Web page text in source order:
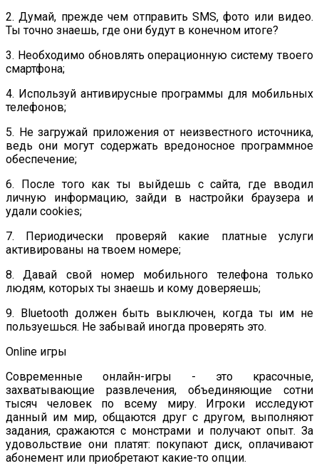
2. Думай, прежде чем отправить SMS, фото или видео.
Ты точно знаешь, где они будут в конечном итоге?
3. Необходимо обновлять операционную систему твоего
смартфона;
4. Используй антивирусные программы для мобильных
телефонов;
5. Не загружай приложения от неизвестного источника,
ведь они могут содержать вредоносное программное
обеспечение;
6. После того как ты выйдешь с сайта, где вводил
личную информацию, зайди в настройки браузера и
удали cookies;
7. Периодически проверяй какие платные услуги
активированы на твоем номере;
8. Давай свой номер мобильного телефона только
людям, которых ты знаешь и кому доверяешь;
9. Bluetooth должен быть выключен, когда ты им не
пользуешься. Не забывай иногда проверять это.
Online игры
Современные онлайн-игры - это красочные,
захватывающие развлечения, объединяющие сотни
тысяч человек по всему миру. Игроки исследуют
данный им мир, общаются друг с другом, выполняют
задания, сражаются с монстрами и получают опыт. За
удовольствие они платят: покупают диск, оплачивают
абонемент или приобретают какие-то опции.